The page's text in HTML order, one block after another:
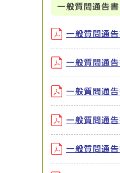
一般質問通告書
一般質問通
一般質問通
一般質問通
一般質問通
一般質問通